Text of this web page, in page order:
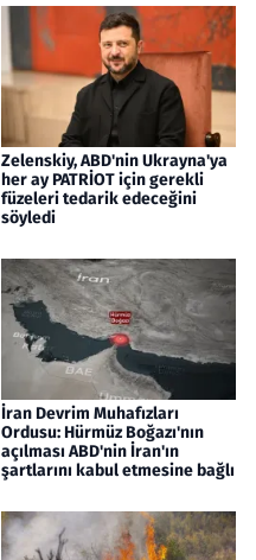
Zelenskiy, ABD'nin Ukrayna'ya
her ay PATRİOT için gerekli
füzeleri tedarik edeceğini
söyledi
İran Devrim Muhafızları
Ordusu: Hürmüz Boğazı'nın
açılması ABD'nin İran'ın
şartlarını kabul etmesine bağlı